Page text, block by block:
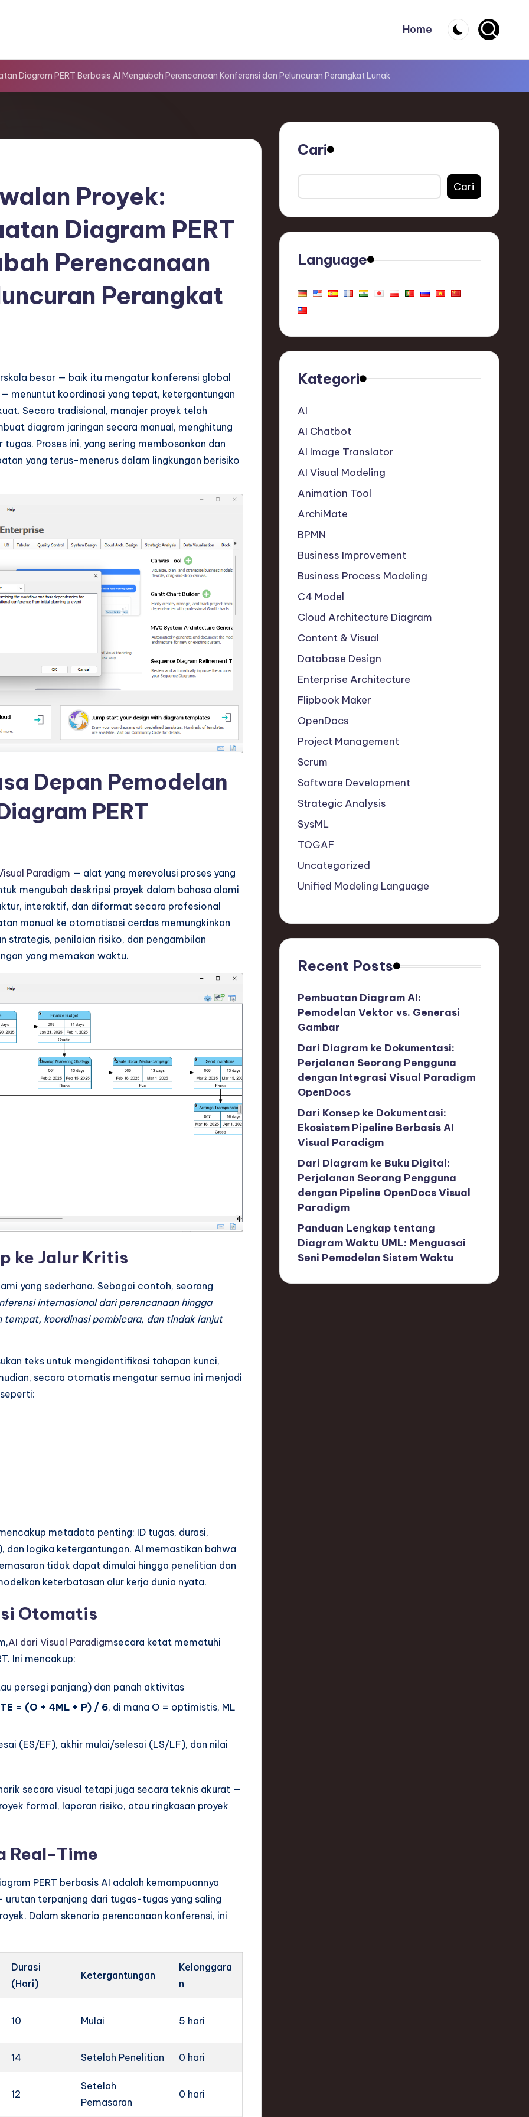
Home
Diagram PERT Berbasis AI Mengubah Perencanaan Konferensi dan Peluncuran Perangkat Lunak
Proyek:
Diagram PERT
Perencanaan
Perangkat
besar — baik itu mengatur konferensi global
menuntut koordinasi yang tepat, ketergantungan
Secara tradisional, manajer proyek telah
diagram jaringan secara manual, menghitung
Proses ini, yang sering membosankan dan
yang terus-menerus dalam lingkungan berisiko
Depan Pemodelan
PERT
Paradigm — alat yang merevolusi proses yang
mengubah deskripsi proyek dalam bahasa alami
interaktif, dan diformat secara profesional
manual ke otomatisasi cerdas memungkinkan
strategis, penilaian risiko, dan pengambilan
yang memakan waktu.
ke Jalur Kritis
yang sederhana. Sebagai contoh, seorang
internasional dari perencanaan hingga
koordinasi pembicara, dan tindak lanjut
teks untuk mengidentifikasi tahapan kunci,
secara otomatis mengatur semua ini menjadi
metadata penting: ID tugas, durasi,
dan logika ketergantungan. AI memastikan bahwa
tidak dapat dimulai hingga penelitian dan
keterbatasan alur kerja dunia nyata.
Otomatis
AI dari Visual Paradigmsecara ketat mematuhi
Ini mencakup:
persegi panjang) dan panah aktivitas
TE = (O + 4ML + P) / 6, di mana O = optimistis, ML
(ES/EF), akhir mulai/selesai (LS/LF), dan nilai
secara visual tetapi juga secara teknis akurat —
formal, laporan risiko, atau ringkasan proyek
Real-Time
PERT berbasis AI adalah kemampuannya
urutan terpanjang dari tugas-tugas yang saling
Dalam skenario perencanaan konferensi, ini
Durasi
(Hari)
Ketergantungan
Kelonggara
n
10 Mulai 5 hari
14 Setelah Penelitian 0 hari
12
Setelah
Pemasaran
0 hari
Cari
Cari
Language
Kategori
AI
AI Chatbot
AI Image Translator
AI Visual Modeling
Animation Tool
ArchiMate
BPMN
Business Improvement
Business Process Modeling
C4 Model
Cloud Architecture Diagram
Content & Visual
Database Design
Enterprise Architecture
Flipbook Maker
OpenDocs
Project Management
Scrum
Software Development
Strategic Analysis
SysML
TOGAF
Uncategorized
Unified Modeling Language
Recent Posts
Pembuatan Diagram AI:
Pemodelan Vektor vs. Generasi
Gambar
Dari Diagram ke Dokumentasi:
Perjalanan Seorang Pengguna
dengan Integrasi Visual Paradigm
OpenDocs
Dari Konsep ke Dokumentasi:
Ekosistem Pipeline Berbasis AI
Visual Paradigm
Dari Diagram ke Buku Digital:
Perjalanan Seorang Pengguna
dengan Pipeline OpenDocs Visual
Paradigm
Panduan Lengkap tentang
Diagram Waktu UML: Menguasai
Seni Pemodelan Sistem Waktu